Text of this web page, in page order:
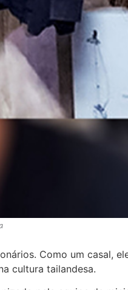
Como um casal,
cultura tailandesa.